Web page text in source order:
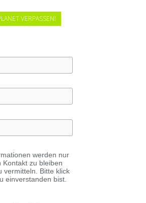
VERPASSEN!
werden nur
zu bleiben
vermitteln. Bitte klick
einverstanden bist.